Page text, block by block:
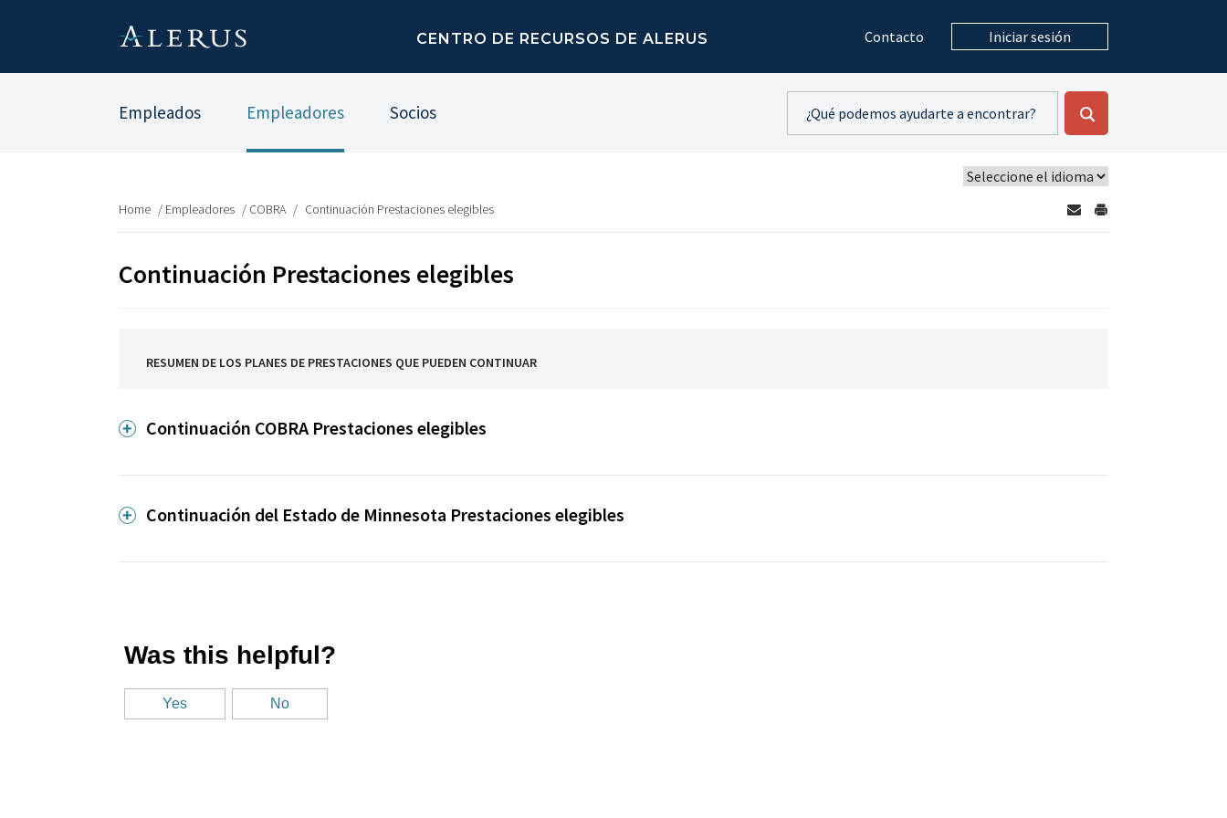
CENTRO DE RECURSOS DE ALERUS Contacto Iniciar sesión
Empleados Empleadores Socios
Home / Empleadores / COBRA / Continuación Prestaciones elegibles
Continuación Prestaciones elegibles
RESUMEN DE LOS PLANES DE PRESTACIONES QUE PUEDEN CONTINUAR
Continuación COBRA Prestaciones elegibles
Continuación del Estado de Minnesota Prestaciones elegibles